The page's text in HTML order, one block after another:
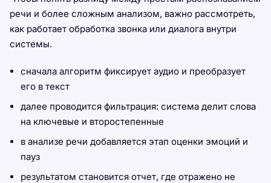
речи и более сложным анализом, важно рассмотреть,
как работает обработка звонка или диалога внутри
системы.
сначала алгоритм фиксирует аудио и преобразует
его в текст
далее проводится фильтрация: система делит слова
на ключевые и второстепенные
в анализе речи добавляется этап оценки эмоций и
пауз
результатом становится отчет, где отражено не